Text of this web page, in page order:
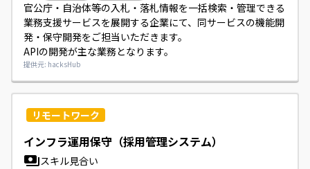
官公庁・自治体等の入札・落札情報を一括検索・管理できる
業務支援サービスを展開する企業にて、同サービスの機能開
発・保守開発をご担当いただきます。
APIの開発が主な業務となります。
提供元: hacksHub
リモートワーク
インフラ運用保守（採用管理システム）
スキル見合い